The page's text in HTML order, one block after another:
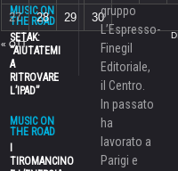
MUSIC ON
THE ROAD
SETAK:
“AIUTATEMI
A
RITROVARE
L’IPAD”
MUSIC ON
THE ROAD
I
TIROMANCINO
« OTT
27
28 29 30gruppo
L’Espresso-
Finegil
Editoriale,
il Centro.
In passato
ha
lavorato a
Parigi e